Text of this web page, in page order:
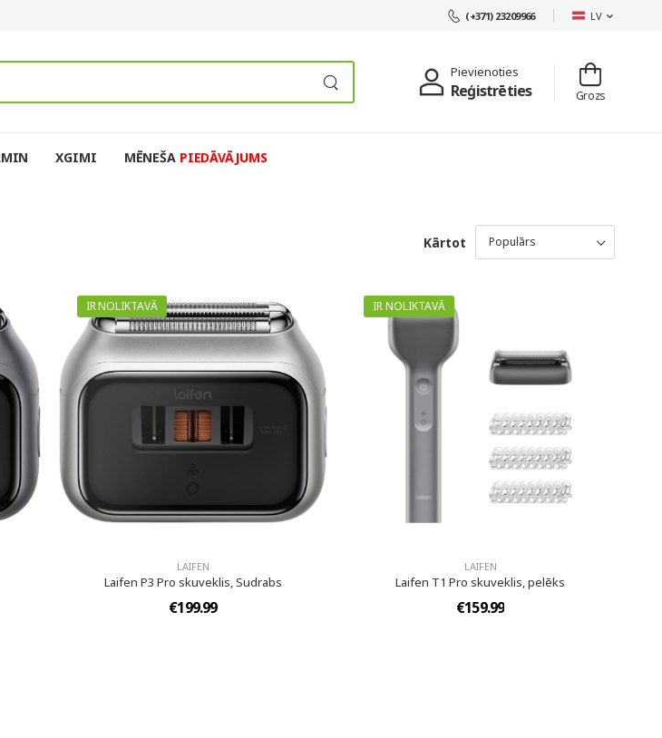
(+371) 23209966 LV
Pievienoties
Reģistrēties Grozs
XGIMI MĒNEŠA PIEDĀVĀJUMS
Kārtot
IR NOLIKTAVĀ
LAIFEN
Laifen P3 Pro skuveklis, Sudrabs
€199.99
IR NOLIKTAVĀ
LAIFEN
Laifen T1 Pro skuveklis, pelēks
€159.99